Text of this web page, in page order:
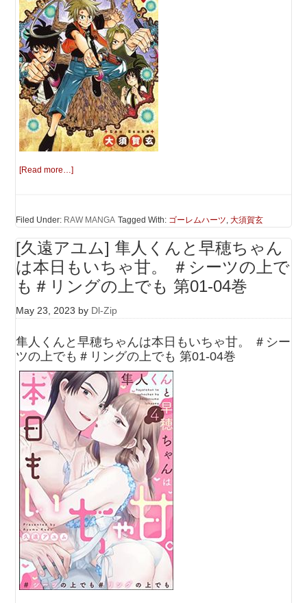
[Read more…]
Filed Under: RAW MANGA Tagged With: ゴーレムハーツ,大須賀玄
[久遠アユム] 隼人くんと早穂ちゃん
は本日もいちゃ甘。 ＃シーツの上で
も＃リングの上でも 第01-04巻
May 23, 2023 by Dl-Zip
隼人くんと早穂ちゃんは本日もいちゃ甘。 ＃シー
ツの上でも＃リングの上でも 第01-04巻